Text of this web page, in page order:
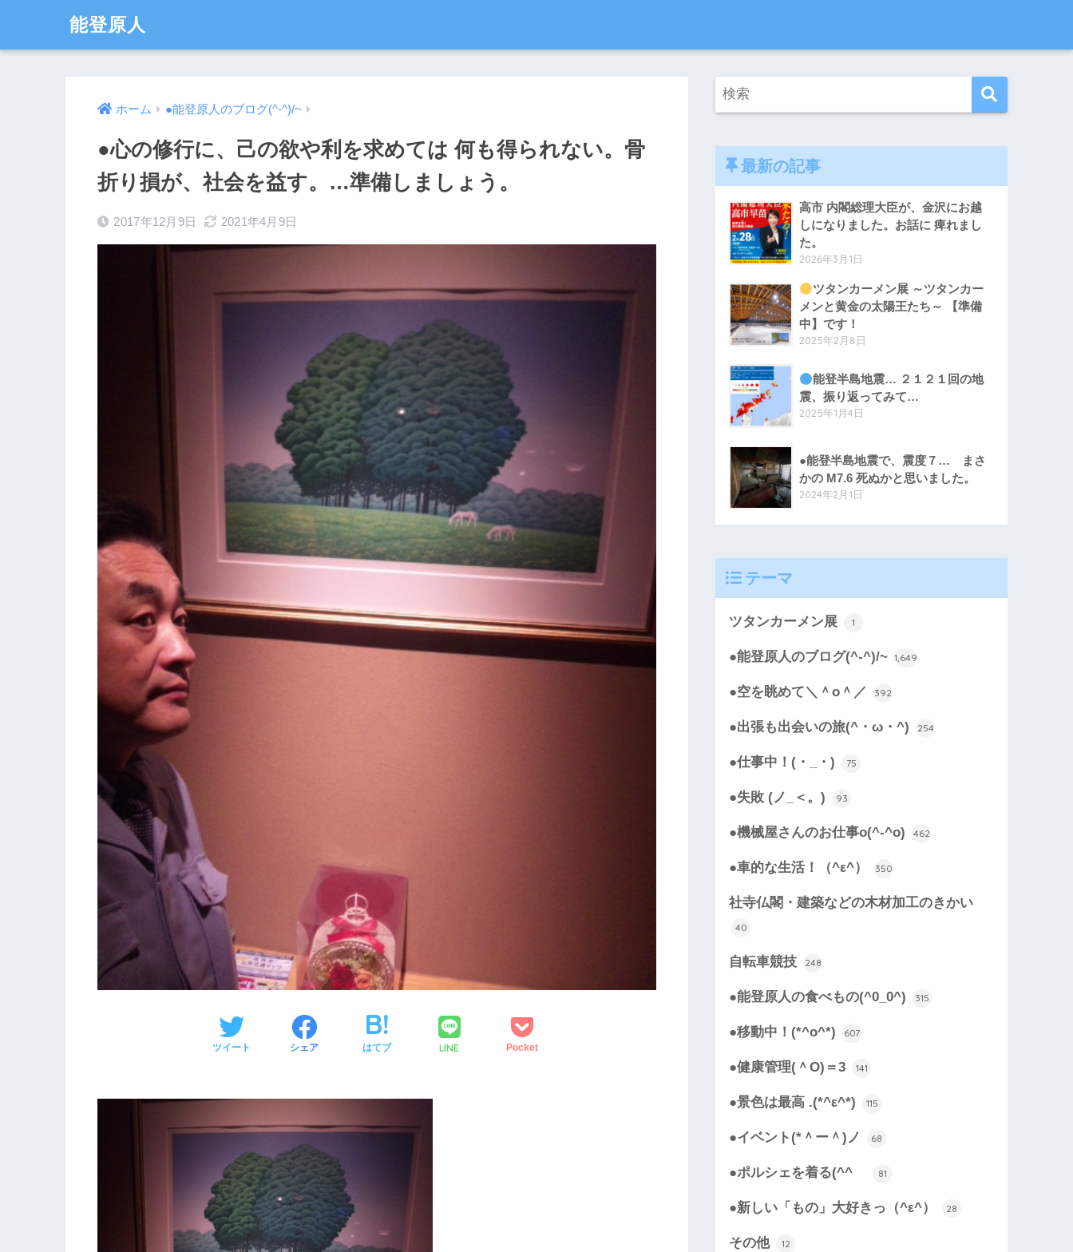
能登原人
ホーム ●能登原人のブログ(^-^)/~
●心の修行に、己の欲や利を求めては 何も得られない。骨
折り損が、社会を益す。…準備しましょう。
2017年12月9日 2021年4月9日
ツイート シェア はてブ LINE Pocket
最新の記事
高市 内閣総理大臣が、金沢にお越
しになりました。お話に 痺れまし
た。
2026年3月1日
ツタンカーメン展 ～ツタンカー
メンと黄金の太陽王たち～ 【準備
中】です！
2025年2月8日
能登半島地震… ２１２１回の地
震、振り返ってみて…
2025年1月4日
●能登半島地震で、震度７… まさ
かの M7.6 死ぬかと思いました。
2024年2月1日
テーマ
ツタンカーメン展 1
●能登原人のブログ(^-^)/~ 1,649
●空を眺めて＼＾o＾／ 392
●出張も出会いの旅(^・ω・^) 254
●仕事中！(・_・) 75
●失敗 (ノ_＜。) 93
●機械屋さんのお仕事o(^-^o) 462
●車的な生活！（^ε^） 350
社寺仏閣・建築などの木材加工のきかい
40
自転車競技 248
●能登原人の食べもの(^0_0^) 315
●移動中！(*^o^*) 607
●健康管理(＾O)＝3 141
●景色は最高 .(*^ε^*) 115
●イベント(*＾ー＾)ノ 68
●ポルシェを着る(^^ゞ 81
●新しい「もの」大好きっ（^ε^） 28
その他 12